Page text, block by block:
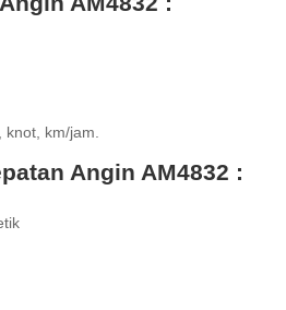
km/jam.
Angin AM4832 :